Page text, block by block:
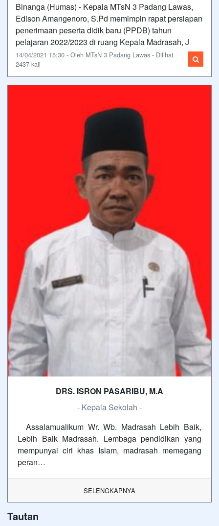
Binanga (Humas) - Kepala MTsN 3 Padang Lawas,
Edison Amangenoro, S.Pd memimpin rapat persiapan
penerimaan peserta didik baru (PPDB) tahun
pelajaran 2022/2023 di ruang Kepala Madrasah, J
14/04/2021 15:30 - Oleh MTsN 3 Padang Lawas - Dilihat
2437 kali
DRS. ISRON PASARIBU, M.A
- Kepala Sekolah -
Assalamualikum Wr. Wb. Madrasah Lebih Baik,
Lebih Baik Madrasah. Lembaga pendidikan yang
mempunyai ciri khas Islam, madrasah memegang
peran…
SELENGKAPNYA
Tautan